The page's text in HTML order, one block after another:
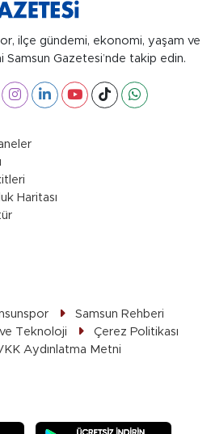
ilçe gündemi, ekonomi, yaşam ve
Samsun Gazetesi’nde takip edin.
Haritası
Samsun Rehberi
Teknoloji
Çerez Politikası
Aydınlatma Metni